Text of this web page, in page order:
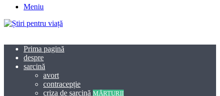
Meniu
Prima pagină
despre
sarcină
avort
contracepție
criza de sarcină MĂRTURII